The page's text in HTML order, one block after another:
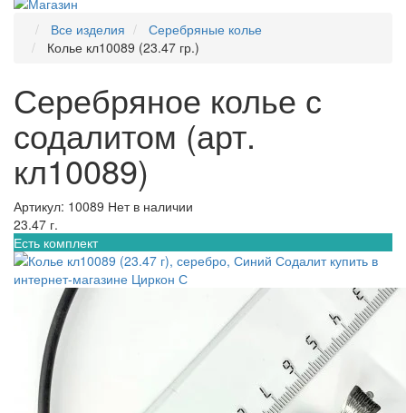
Все изделия
Серебряные колье
Колье кл10089 (23.47 гр.)
Серебряное колье с
содалитом (арт.
кл10089)
Артикул: 10089 Нет в наличии
23.47 г.
Есть комплект